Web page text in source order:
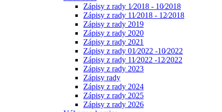
Zápisy z rady 1⁄2018 - 10⁄2018
Zápisy z rady 11⁄2018 - 12⁄2018
Zápisy z rady 2019
Zápisy z rady 2020
Zápisy z rady 2021
Zápisy z rady 01⁄2022 -10⁄2022
Zápisy z rady 11⁄2022 -12⁄2022
Zápisy z rady 2023
Zápisy rady
Zápisy z rady 2024
Zápisy z rady 2025
Zápisy z rady 2026